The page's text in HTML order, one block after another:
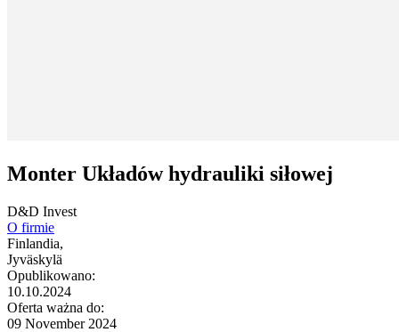
Monter Układów hydrauliki siłowej
D&D Invest
O firmie
Finlandia,
Jyväskylä
Opublikowano:
10.10.2024
Oferta ważna do:
09 November 2024